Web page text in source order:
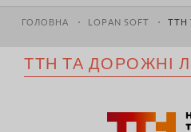
ГОЛОВНА LOPAN SOFT ТТН
ТТН ТА ДОРОЖНІ